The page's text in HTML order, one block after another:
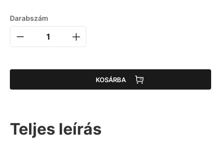
Darabszám
KOSÁRBA
Teljes leírás